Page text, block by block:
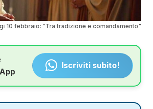
10 febbraio: "Tra tradizione e comandamento"
Iscriviti subito!